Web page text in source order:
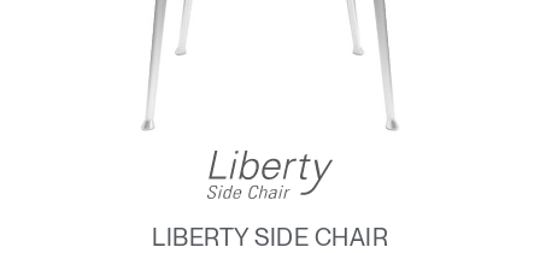
Opens
Linkedin
Opens
Instagram
Opens
to
LIBERTY SIDE CHAIR